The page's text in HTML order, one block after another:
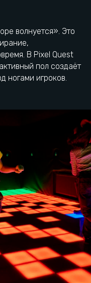
волнуется». Это
В Pixel Quest
пол создаёт
ногами игроков.